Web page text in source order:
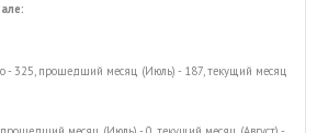
- 325, прошедший месяц (Июль) - 187, текущий месяц